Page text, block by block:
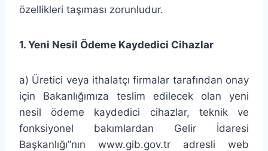
özellikleri taşıması zorunludur.
1. Yeni Nesil Ödeme Kaydedici Cihazlar
a) Üretici veya ithalatçı firmalar tarafından onay
için Bakanlığımıza teslim edilecek olan yeni
nesil ödeme kaydedici cihazlar, teknik ve
fonksiyonel bakımlardan Gelir İdaresi
Başkanlığı”nın www.gib.gov.tr adresli web